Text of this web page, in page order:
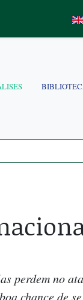
perdem no
chance de